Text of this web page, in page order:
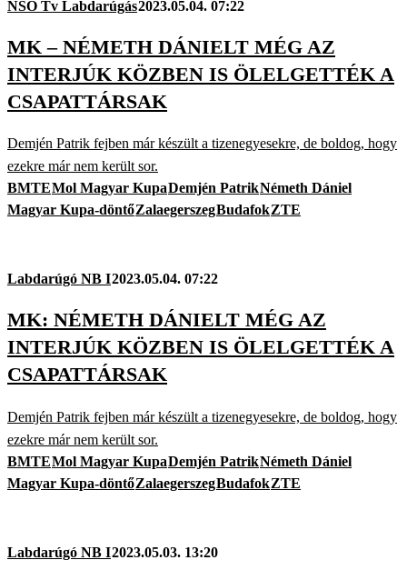
NSO Tv Labdarúgás2023.05.04. 07:22
MK – NÉMETH DÁNIELT MÉG AZ
INTERJÚK KÖZBEN IS ÖLELGETTÉK A
CSAPATTÁRSAK
Demjén Patrik fejben már készült a tizenegyesekre, de boldog, hogy
ezekre már nem került sor.
BMTEMol Magyar KupaDemjén PatrikNémeth Dániel
Magyar Kupa-döntőZalaegerszegBudafokZTE
Labdarúgó NB I2023.05.04. 07:22
MK: NÉMETH DÁNIELT MÉG AZ
INTERJÚK KÖZBEN IS ÖLELGETTÉK A
CSAPATTÁRSAK
Demjén Patrik fejben már készült a tizenegyesekre, de boldog, hogy
ezekre már nem került sor.
BMTEMol Magyar KupaDemjén PatrikNémeth Dániel
Magyar Kupa-döntőZalaegerszegBudafokZTE
Labdarúgó NB I2023.05.03. 13:20